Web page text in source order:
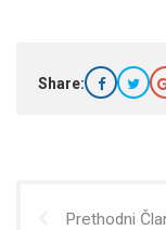
Share:
Prethodni